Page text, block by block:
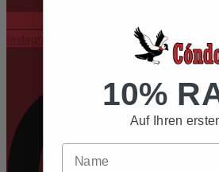
Instagram
10%
Auf Ihren